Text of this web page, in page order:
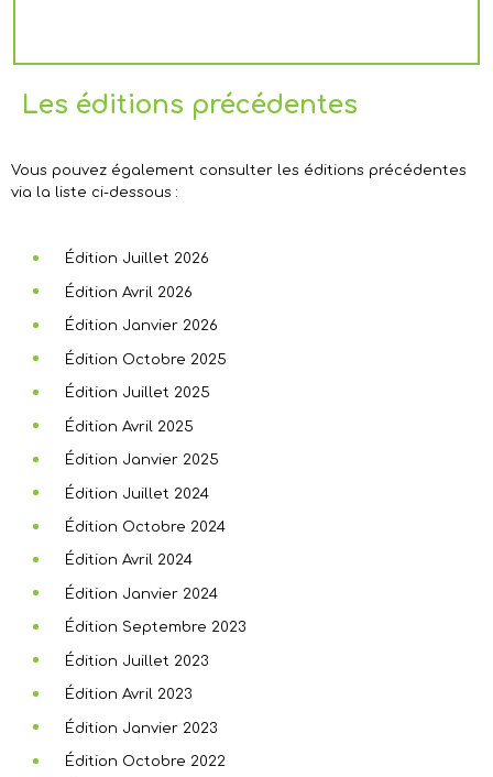
Les éditions précédentes
Vous pouvez également consulter les éditions précédentes
via la liste ci-dessous :
Édition Juillet 2026
Édition Avril 2026
Édition Janvier 2026
Édition Octobre 2025
Édition Juillet 2025
Édition Avril 2025
Édition Janvier 2025
Édition Juillet 2024
Édition Octobre 2024
Édition Avril 2024
Édition Janvier 2024
Édition Septembre 2023
Édition Juillet 2023
Édition Avril 2023
Édition Janvier 2023
Édition Octobre 2022